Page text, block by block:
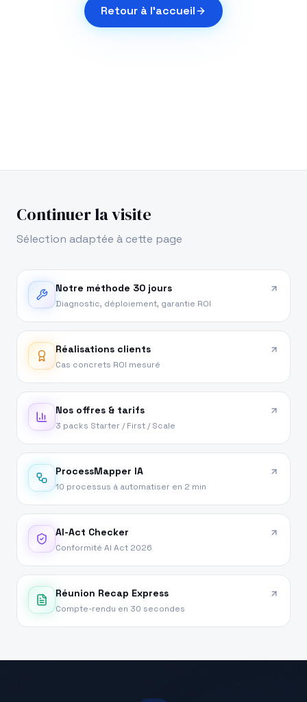
Retour à l'accueil
Continuer la visite
Sélection adaptée à cette page
Notre méthode 30 jours
Diagnostic, déploiement, garantie ROI
Réalisations clients
Cas concrets ROI mesuré
Nos offres & tarifs
3 packs Starter / First / Scale
ProcessMapper IA
10 processus à automatiser en 2 min
AI-Act Checker
Conformité AI Act 2026
Réunion Recap Express
Compte-rendu en 30 secondes